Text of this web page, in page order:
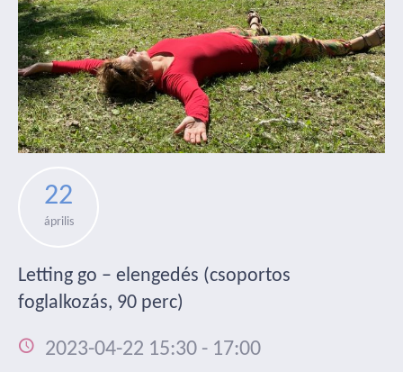
22
április
Letting go – elengedés (csoportos
foglalkozás, 90 perc)
2023-04-22 15:30 - 17:00